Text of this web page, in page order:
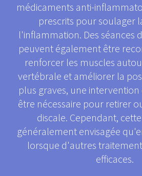
médicaments anti-
prescrits pour soulager
l'inflammation. Des séances
peuvent également être
renforcer les muscles
vertébrale et améliorer la
plus graves, une
être nécessaire pour retirer
discale. Cependant,
généralement envisagée
lorsque d'autres
efficaces.